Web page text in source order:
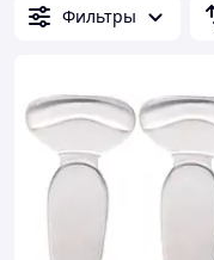
Фильтры